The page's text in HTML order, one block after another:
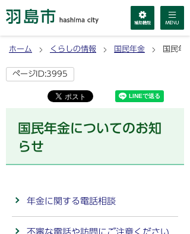
ホーム くらしの情報 国民年金 国民年
ページID:3995
国民年金についてのお知
らせ
年金に関する電話相談
不審な電話や訪問にご注意ください